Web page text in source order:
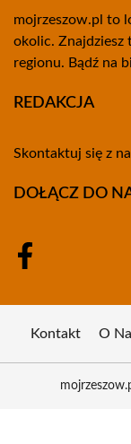
mojrzeszow.pl to
okolic. Znajdziesz
regionu. Bądź na
REDAKCJA
Skontaktuj się z
DOŁĄCZ DO
Kontakt O